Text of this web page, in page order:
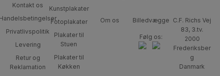
Kontakt os
Privatlivspolitik
Levering
Retur og
Reklamation
Kunstplakater
Fotoplakater
Plakater til
Stuen
Plakater til
Køkken
Om os Billedvægge
Følg os:
C.F. Richs Vej
83, 3.tv.
2000
Frederiksber
g
Danmark